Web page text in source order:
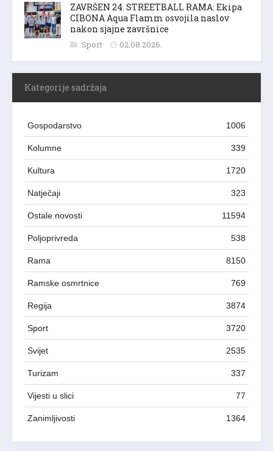
ZAVRŠEN 24. STREETBALL RAMA: Ekipa
CIBONA Aqua Flamm osvojila naslov
nakon sjajne završnice
Sport 02.08.2026.
Kategorije sadržaja
Gospodarstvo 1006
Kolumne 339
Kultura 1720
Natječaji 323
Ostale novosti 11594
Poljoprivreda 538
Rama 8150
Ramske osmrtnice 769
Regija 3874
Sport 3720
Svijet 2535
Turizam 337
Vijesti u slici 77
Zanimljivosti 1364